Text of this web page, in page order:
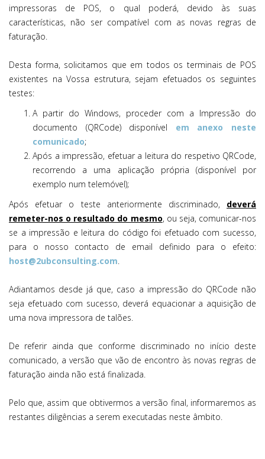
impressoras de POS, o qual poderá, devido às suas
características, não ser compatível com as novas regras de
faturação.
Desta forma, solicitamos que em todos os terminais de POS
existentes na Vossa estrutura, sejam efetuados os seguintes
testes:
A partir do Windows, proceder com a Impressão do
documento (QRCode) disponível em anexo neste
comunicado;
Após a impressão, efetuar a leitura do respetivo QRCode,
recorrendo a uma aplicação própria (disponível por
exemplo num telemóvel);
Após efetuar o teste anteriormente discriminado, deverá
remeter-nos o resultado do mesmo, ou seja, comunicar-nos
se a impressão e leitura do código foi efetuado com sucesso,
para o nosso contacto de email definido para o efeito:
host@2ubconsulting.com
Adiantamos desde já que, caso a impressão do QRCode não
seja efetuado com sucesso, deverá equacionar a aquisição de
uma nova impressora de talões.
De referir ainda que conforme discriminado no início deste
comunicado, a versão que vão de encontro às novas regras de
faturação ainda não está finalizada.
Pelo que, assim que obtivermos a versão final, informaremos as
restantes diligências a serem executadas neste âmbito.